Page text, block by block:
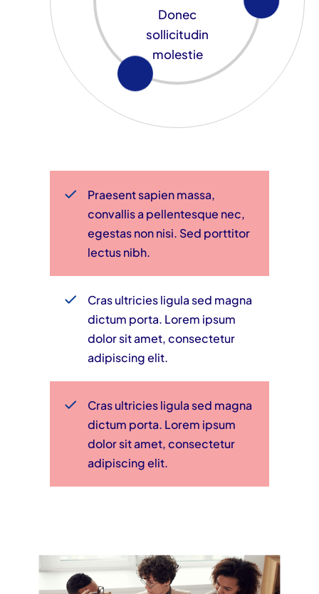
Donec
sollicitudin
molestie
Praesent sapien massa,
convallis a pellentesque nec,
egestas non nisi. Sed porttitor
lectus nibh.
Cras ultricies ligula sed magna
dictum porta. Lorem ipsum
dolor sit amet, consectetur
adipiscing elit.
Cras ultricies ligula sed magna
dictum porta. Lorem ipsum
dolor sit amet, consectetur
adipiscing elit.